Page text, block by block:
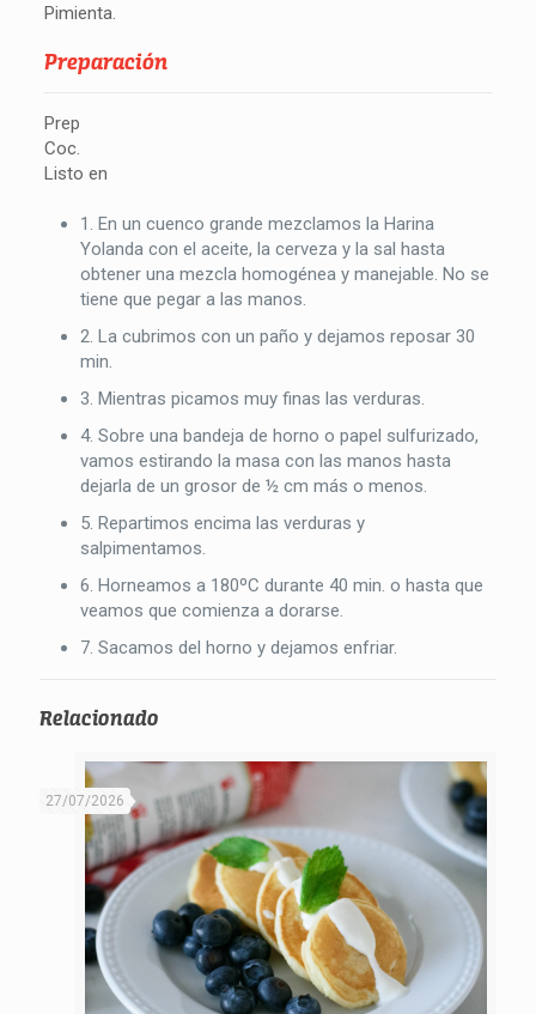
Pimienta.
Preparación
Prep
Coc.
Listo en
1. En un cuenco grande mezclamos la Harina
Yolanda con el aceite, la cerveza y la sal hasta
obtener una mezcla homogénea y manejable. No se
tiene que pegar a las manos.
2. La cubrimos con un paño y dejamos reposar 30
min.
3. Mientras picamos muy finas las verduras.
4. Sobre una bandeja de horno o papel sulfurizado,
vamos estirando la masa con las manos hasta
dejarla de un grosor de ½ cm más o menos.
5. Repartimos encima las verduras y
salpimentamos.
6. Horneamos a 180ºC durante 40 min. o hasta que
veamos que comienza a dorarse.
7. Sacamos del horno y dejamos enfriar.
Relacionado
27/07/2026